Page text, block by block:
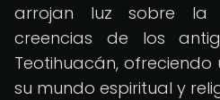
arrojan luz sobre la
creencias de los
Teotihuacán,
su mundo espiritual y